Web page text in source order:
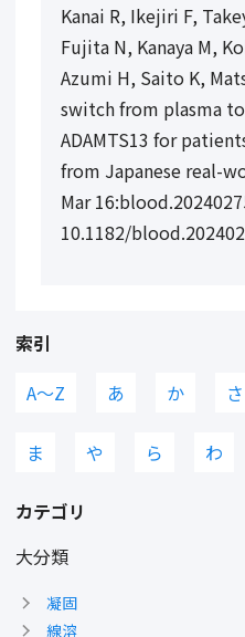
Kanai R, Ikejiri F,
Fujita N, Kanaya M,
Azumi H, Saito K,
switch from plasma
ADAMTS13 for
from Japanese real-
Mar
10.1182/
索引
A〜Z
あ か さ
ま や ら わ
カテゴリ
大分類
凝固
線溶